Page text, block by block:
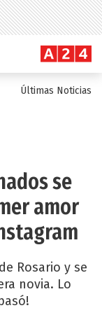
Últimas Noticias
se
amor
Rosario y se
novia. Lo